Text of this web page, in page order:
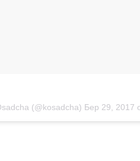
(@kosadcha) Бер 29, 2017